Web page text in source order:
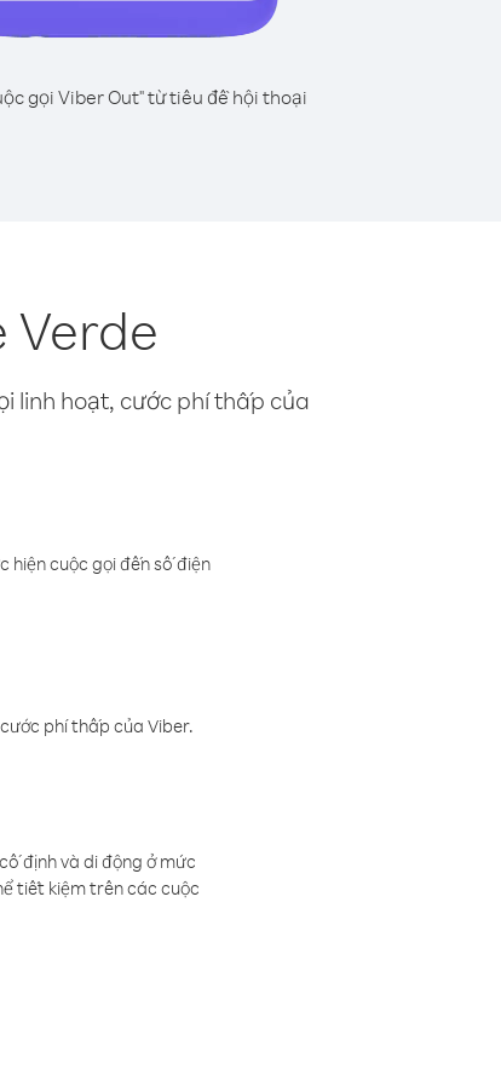
gọi Viber Out" từ tiêu đề hội thoại
Verde
linh hoạt, cước phí thấp của
hiện cuộc gọi đến số điện
phí thấp của Viber.
định và di động ở mức
tiết kiệm trên các cuộc